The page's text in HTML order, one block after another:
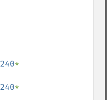
240*
240*